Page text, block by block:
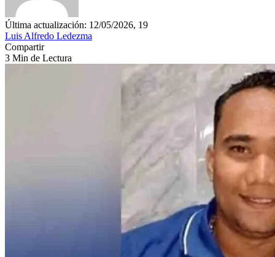
Última actualización: 12/05/2026, 19
Luis Alfredo Ledezma
Compartir
3 Min de Lectura